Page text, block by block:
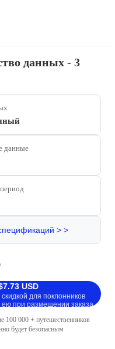
данных - 3
данные
> >
USD
для поклонников
ею при размещении заказа.
100 000 + путешественников
будет безопасным